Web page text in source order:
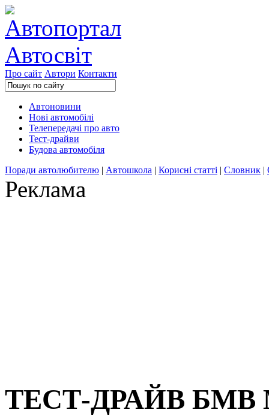
Про сайт Автори Контакти
Автоновини
Нові автомобілі
Телепередачі про авто
Тест-драйви
Будова автомобіля
Поради автолюбителю | Автошкола | Корисні статті | Словник |
Реклама
ТЕСТ-ДРАЙВ БМВ